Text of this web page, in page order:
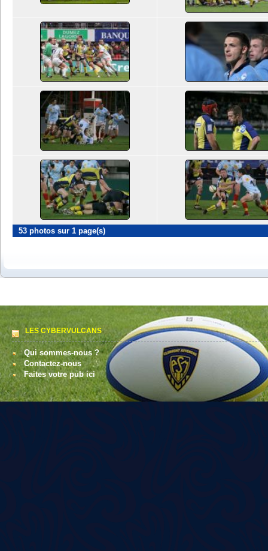
53 photos sur 1 page(s)
LES CYBERVULCANS
Qui sommes-nous ?
Contactez-nous
Faites votre pub ici